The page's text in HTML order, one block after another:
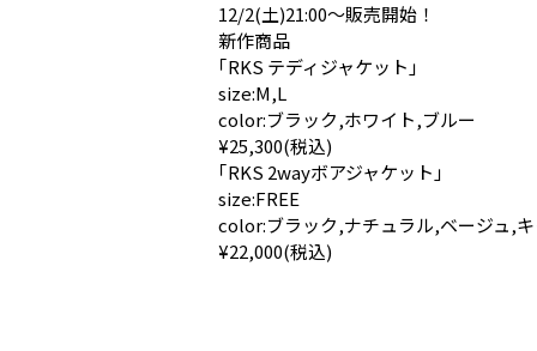
12/2(土)21:00〜販売開始！
新作商品
｢RKS テディジャケット｣
size:M,L
color:ブラック,ホワイト,ブルー
¥25,300(税込)
｢RKS 2wayボアジャケット｣
size:FREE
color:ブラック,ナチュラル,ベージュ,
¥22,000(税込)